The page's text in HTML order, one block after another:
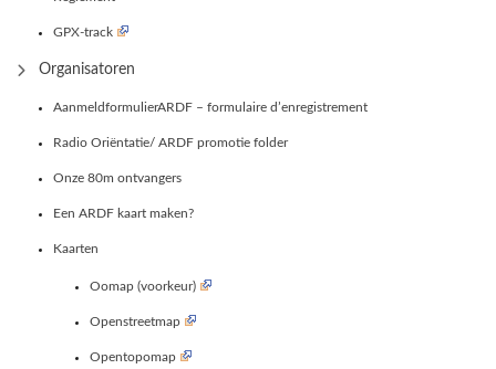
GPX-track
Organisatoren
AanmeldformulierARDF – formulaire d’enregistrement
Radio Oriëntatie/ ARDF promotie folder
Onze 80m ontvangers
Een ARDF kaart maken?
Kaarten
Oomap (voorkeur)
Openstreetmap
Opentopomap